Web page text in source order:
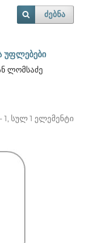
ძებნა
უფლებები
ლომსაძე
1, სულ 1 ელემენტი